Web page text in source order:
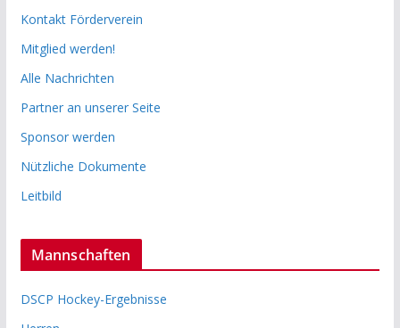
Kontakt Förderverein
Mitglied werden!
Alle Nachrichten
Partner an unserer Seite
Sponsor werden
Nützliche Dokumente
Leitbild
Mannschaften
DSCP Hockey-Ergebnisse